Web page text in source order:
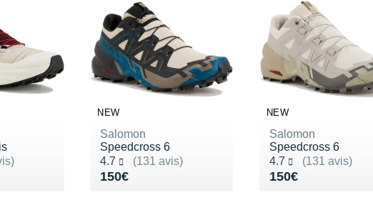
NEW
Salomon
Speedcross 6
4.7
(131 avis)
Noté 4.7 sur 5
150€
Vendu 150€
NEW
Salomon
Speedcross 6
4.7
(131 avis)
Noté 4.7 sur 5
150€
Vendu 150€